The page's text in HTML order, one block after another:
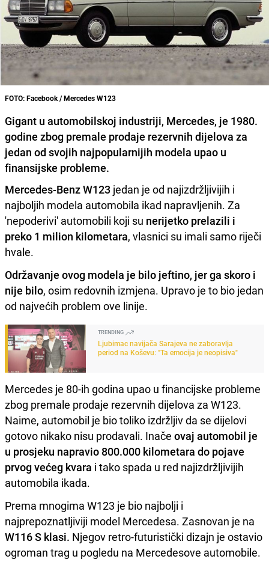
FOTO: Facebook / Mercedes W123
Gigant u automobilskoj industriji, Mercedes, je 1980.
godine zbog premale prodaje rezervnih dijelova za
jedan od svojih najpopularnijih modela upao u
finansijske probleme.
Mercedes-Benz W123 jedan je od najizdržljivijih i
najboljih modela automobila ikad napravljenih. Za
'nepoderivi' automobili koji su nerijetko prelazili i
preko 1 milion kilometara, vlasnici su imali samo riječi
hvale.
Održavanje ovog modela je bilo jeftino, jer ga skoro i
nije bilo, osim redovnih izmjena. Upravo je to bio jedan
od najvećih problem ove linije.
TRENDING
Ljubimac navijača Sarajeva ne zaboravlja
period na Koševu: "Ta emocija je neopisiva"
Mercedes je 80-ih godina upao u financijske probleme
zbog premale prodaje rezervnih dijelova za W123.
Naime, automobil je bio toliko izdržljiv da se dijelovi
gotovo nikako nisu prodavali. Inače ovaj automobil je
u prosjeku napravio 800.000 kilometara do pojave
prvog većeg kvara i tako spada u red najizdržljivijih
automobila ikada.
Prema mnogima W123 je bio najbolji i
najprepoznatljiviji model Mercedesa. Zasnovan je na
W116S klasi. Njegov retro-futuristički dizajn je ostavio
ogroman trag u pogledu na Mercedesove automobile.